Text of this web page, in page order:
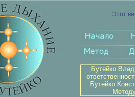
Этот
Бутейко
Бутейко